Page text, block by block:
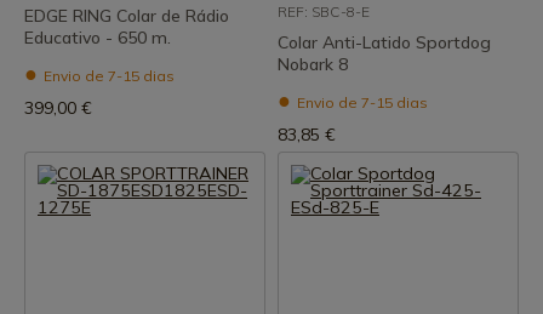
EDGE RING Colar de Rádio
Educativo - 650 m.
Envio de 7-15 dias
399,00 €
REF: SBC-8-E
Colar Anti-Latido Sportdog
Nobark 8
Envio de 7-15 dias
83,85 €